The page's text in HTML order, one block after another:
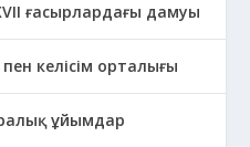
ғасырлардағы дамуы
келісім орталығы
ұйымдар